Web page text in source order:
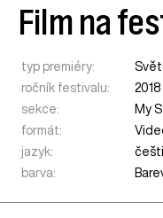
Film na
typ premiéry:
ročník festivalu:
2018
sekce:
My
formát:
jazyk:
barva: